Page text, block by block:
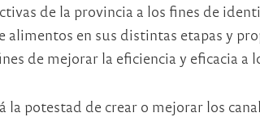
de la provincia a los fines de
alimentos en sus distintas etapas y
de mejorar la eficiencia y eficacia
la potestad de crear o mejorar los